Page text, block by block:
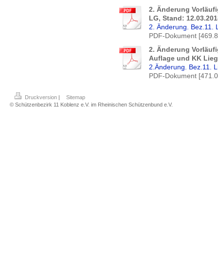
2. Änderung
LG, Stand:
2. Änderung. Bez.11.
PDF-Dokument
2. Änderung
Auflage und KK
2.Änderung. Bez.11.
PDF-Dokument
Druckversion |
Sitemap
© Schützenbezirk 11 Koblenz e.V. im Rheinischen Schützenbund e.V.